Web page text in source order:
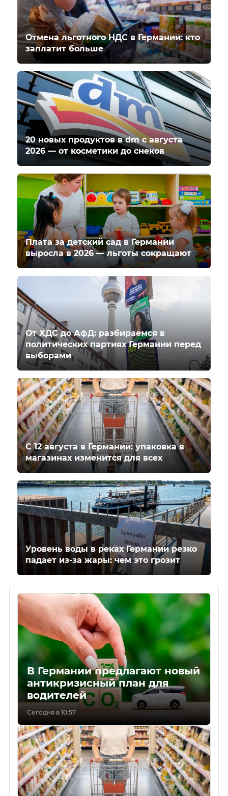
Отмена льготного НДС в Германии: кто
заплатит больше
20 новых продуктов в dm с августа
2026 — от косметики до снеков
Плата за детский сад в Германии
выросла в 2026 — льготы сокращают
От ХДС до АфД: разбираемся в
политических партиях Германии перед
выборами
С 12 августа в Германии: упаковка в
магазинах изменится для всех
Уровень воды в реках Германии резко
падает из-за жары: чем это грозит
В Германии предлагают новый
антикризисный план для
водителей
Сегодня в 10:57